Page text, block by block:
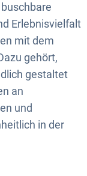
Erlebnisvielfalt
mit dem
gehört,
gestaltet
an
und
in der